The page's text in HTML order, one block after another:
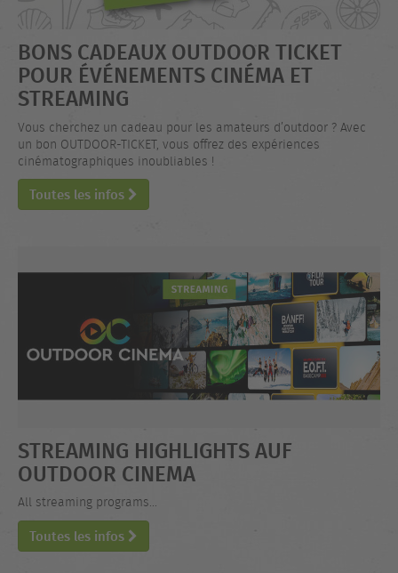
BONS CADEAUX OUTDOOR TICKET
POUR ÉVÉNEMENTS CINÉMA ET
STREAMING
Vous cherchez un cadeau pour les amateurs d’outdoor ? Avec
un bon OUTDOOR-TICKET, vous offrez des expériences
cinématographiques inoubliables !
Toutes les infos
STREAMING HIGHLIGHTS AUF
OUTDOOR CINEMA
All streaming programs...
Toutes les infos